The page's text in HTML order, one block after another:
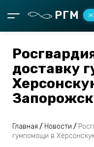
РГМ
доставку
Главная / Новости /
гумпомощи в